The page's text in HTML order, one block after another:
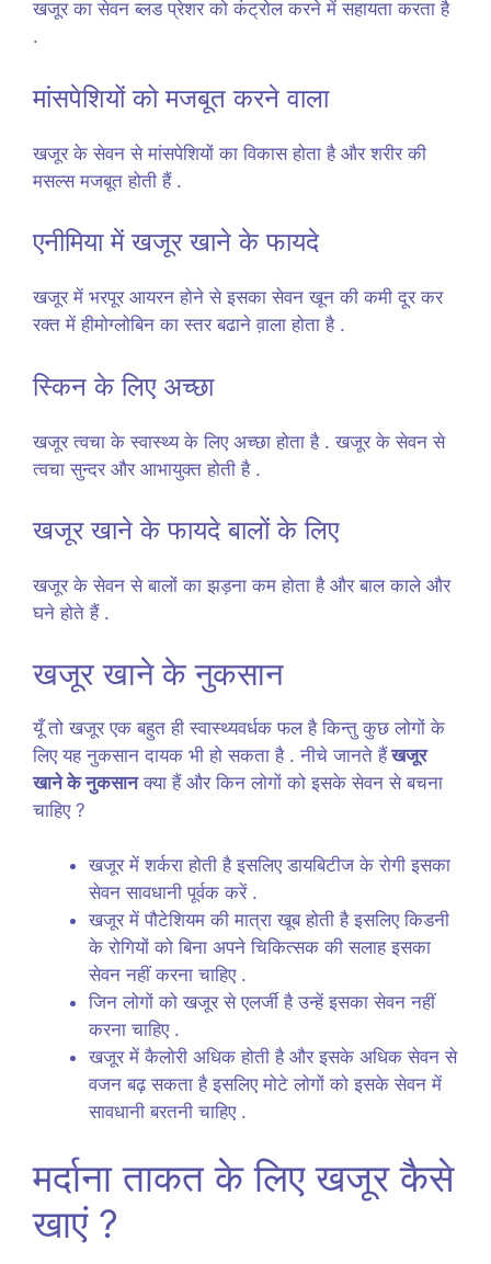
खजूर का सेवन ब्लड प्रेशर को कंट्रोल करने में सहायता करता है
.
मांसपेशियों को मजबूत करने वाला
खजूर के सेवन से मांसपेशियों का विकास होता है और शरीर की
मसल्स मजबूत होती हैं .
एनीमिया में खजूर खाने के फायदे
खजूर में भरपूर आयरन होने से इसका सेवन खून की कमी दूर कर
रक्त में हीमोग्लोबिन का स्तर बढाने व़ाला होता है .
स्किन के लिए अच्छा
खजूर त्वचा के स्वास्थ्य के लिए अच्छा होता है . खजूर के सेवन से
त्वचा सुन्दर और आभायुक्त होती है .
खजूर खाने के फायदे बालों के लिए
खजूर के सेवन से बालों का झड़ना कम होता है और बाल काले और
घने होते हैं .
खजूर खाने के नुकसान
यूँ तो खजूर एक बहुत ही स्वास्थ्यवर्धक फल है किन्तु कुछ लोगों के
लिए यह नुकसान दायक भी हो सकता है . नीचे जानते हैंखजूर
खाने के नुकसानक्या हैं और किन लोगों को इसके सेवन से बचना
चाहिए ?
खजूर में शर्करा होती है इसलिए डायबिटीज के रोगी इसका
सेवन सावधानी पूर्वक करें .
खजूर में पौटेशियम की मात्रा खूब होती है इसलिए किडनी
के रोगियों को बिना अपने चिकित्सक की सलाह इसका
सेवन नहीं करना चाहिए .
जिन लोगों को खजूर से एलर्जी है उन्हें इसका सेवन नहीं
करना चाहिए .
खजूर में कैलोरी अधिक होती है और इसके अधिक सेवन से
वजन बढ़ सकता है इसलिए मोटे लोगों को इसके सेवन में
सावधानी बरतनी चाहिए .
मर्दाना ताकत के लिए खजूर कैसे
खाएं ?